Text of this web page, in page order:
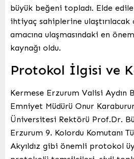
büyük beğeni topladı. Elde
ihtiyaç sahiplerine ulaştırılacak
amacına ulaşmasındaki en
kaynağı oldu.
Protokol İlgisi ve
Kermese Erzurum Valisi Aydın
Emniyet Müdürü Onur
Üniversitesi Rektörü Prof.Dr.
Erzurum 9. Kolordu Komutanı
Akyıldız gibi önemli protokol